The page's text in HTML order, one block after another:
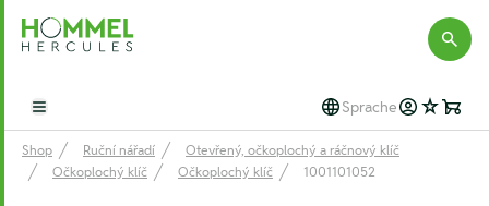
Hommel Hercules
Open main menu Sprache
Shop Ruční nářadí
Otevřený, očkoplochý a ráčnový klíč
Očkoplochý klíč
Očkoplochý klíč 1001101052